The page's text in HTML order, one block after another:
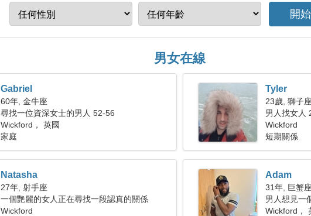
男女在線
Gabriel
60年, 金牛座
尋找一位資深女士的男人 52-56
Wickford， 英國
家庭
Tyler
23歲, 獅子座
男人找女人
Wickford
短期關係
Natasha
27年, 射手座
一個艷麗的女人正在尋找一段認真的關係
Wickford
Adam
31年, 巨蟹座
男人想見一
Wickford，